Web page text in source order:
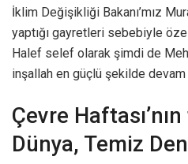
İklim Değişikliği Bakanı’mız
yaptığı gayretleri sebebiyle
Halef selef olarak şimdi de
inşallah en güçlü şekilde
Çevre
Dünya, Temiz